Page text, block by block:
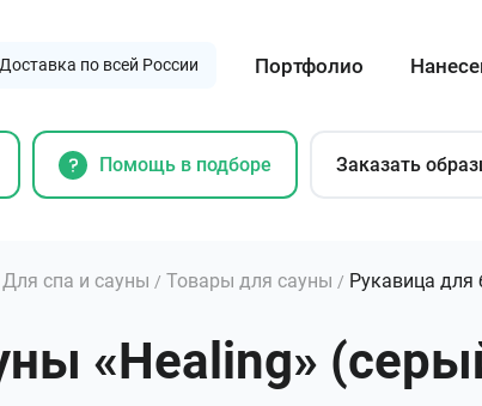
Доставка по всей России Портфолио
Помощь в подборе Заказать
Для спа и сауны / Товары для сауны / Рукавица для
«Healing»